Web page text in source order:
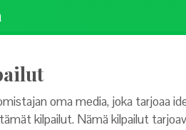
oma media, joka tarjoaa
kilpailut. Nämä kilpailut